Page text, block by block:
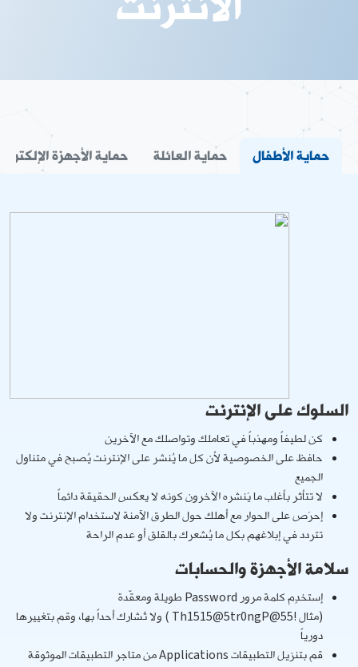
حماية الأطفال حماية العائلة حماية الأجهزة
السلوك على الإنترنت
كن لطيفاً ومهذباً في تعاملك وتواصلك مع الآخرين
حافظ على الخصوصية لأن كل ما يُنشر على الإنترنت يُصبح في متناول
الجميع
لا تتأثر بأغلب ما يَنشره الآخرون كونه لا يعكس الحقيقة دائماً
إحرَص على الحوار مع أهلك حول الطرق الآمنة لاستخدام الإنترنت ولا
تتردد في إبلاغهم بكل ما يُشعرك بالقلق أو عدم الراحة
سلامة الأجهزة والحسابات
إستخدِم كلمة مرور Password طويلة ومعقّدة
(مثال!55@Th1515@5tr0ngP
) ولا تُشارك أحداً بها، وقم بتغييرها
دورياً
قم بتنزيل التطبيقاتApplicationsمن متاجر التطبيقات الموثوقة